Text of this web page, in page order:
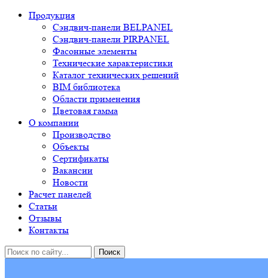
Продукция
Сэндвич-панели BELPANEL
Сэндвич-панели PIRPANEL
Фасонные элементы
Технические характеристики
Каталог технических решений
BIM библиотека
Области применения
Цветовая гамма
О компании
Производство
Объекты
Сертификаты
Вакансии
Новости
Расчет панелей
Статьи
Отзывы
Контакты